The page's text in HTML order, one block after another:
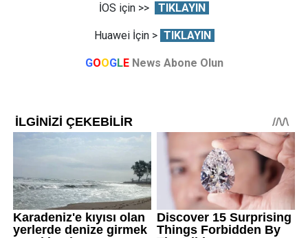
İOS için >> TIKLAYIN
Huawei İçin > TIKLAYIN
GOOGLE News Abone Olun